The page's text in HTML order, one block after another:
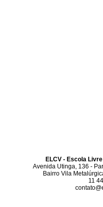
ELCV - Escola
Avenida Utinga, 136 -
Bairro Vila
11